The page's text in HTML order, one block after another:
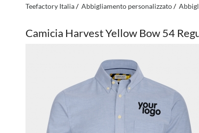
Teefactory Italia Abbigliamento personalizzato
Camicia Harvest Yellow Bow 54